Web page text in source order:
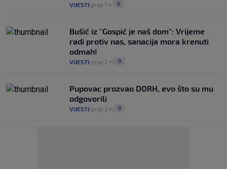
VIJESTI prije 1 h 0
Bušić iz "Gospić je naš dom": Vrijeme
radi protiv nas, sanacija mora krenuti
odmah!
VIJESTI prije 2 h 0
Pupovac prozvao DORH, evo što su mu
odgovorili
VIJESTI prije 2 h 0